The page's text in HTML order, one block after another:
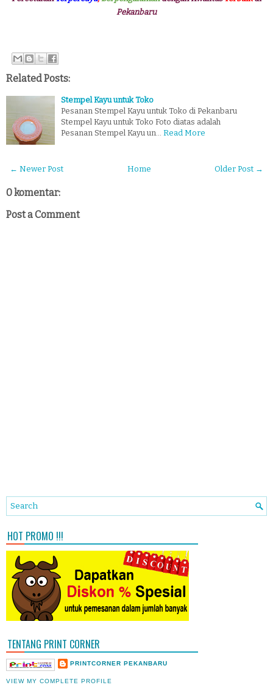
Pekanbaru
Related Posts:
Stempel Kayu untuk Toko
Pesanan Stempel Kayu untuk Toko di Pekanbaru
Stempel Kayu untuk Toko Foto diatas adalah
Pesanan Stempel Kayu un… Read More
← Newer Post Older Post →
Home
0 komentar:
Post a Comment
HOT PROMO !!!
TENTANG PRINT CORNER
PRINTCORNER PEKANBARU
VIEW MY COMPLETE PROFILE